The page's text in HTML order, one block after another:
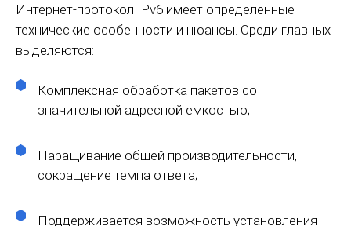
Интернет-протокол IPv6 имеет определенные
технические особенности и нюансы. Среди главных
выделяются:
Комплексная обработка пакетов со
значительной адресной емкостью;
Наращивание общей производительности,
сокращение темпа ответа;
Поддерживается возможность установления